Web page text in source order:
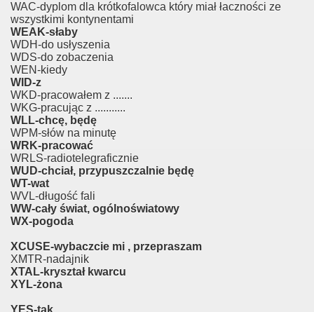
WAC-dyplom dla krótkofalowca który miał łaczności ze
wszystkimi kontynentami
WEAK-słaby
WDH-do usłyszenia
WDS-do zobaczenia
WEN-kiedy
WID-z
WKD-pracowałem z .......
WKG-pracując z ...........
WLL-chcę, będę
WPM-słów na minutę
WRK-pracować
WRLS-radiotelegraficznie
WUD-chciał, przypuszczalnie będę
WT-wat
WVL-długość fali
WW-cały świat, ogólnoświatowy
WX-pogoda
XCUSE-wybaczcie mi , przepraszam
XMTR-nadajnik
XTAL-kryształ kwarcu
XYL-żona
YES-tak